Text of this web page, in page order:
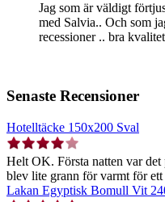
Jag som är väldigt
med Salvia.. Och som
recessioner .. bra kvalitet
Senaste Recensioner
Hotelltäcke 150x200 Sval
Helt OK. Första natten var
blev lite grann för varmt för
Lakan Egyptisk Bomull Vit